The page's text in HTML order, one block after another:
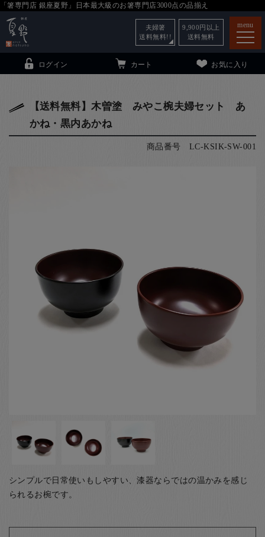
「箸専門店 銀座夏野」日本最大級のお箸専門店3000点の品揃え
menu
箸（贈答用・自宅用）
お客様の声
店舗紹介
お問い合わせ
ログイン カート お気に入り
夫婦箸
送料無料!!
9,900 円以上
送料無料
【送料無料】木曽塗 みやこ椀夫婦セット あ
かね・黒内あかね
商品番号 LC-KSIK-SW-001
シンプルで日常使いもしやすい、漆器ならではの温かみを感じ
られるお椀です。